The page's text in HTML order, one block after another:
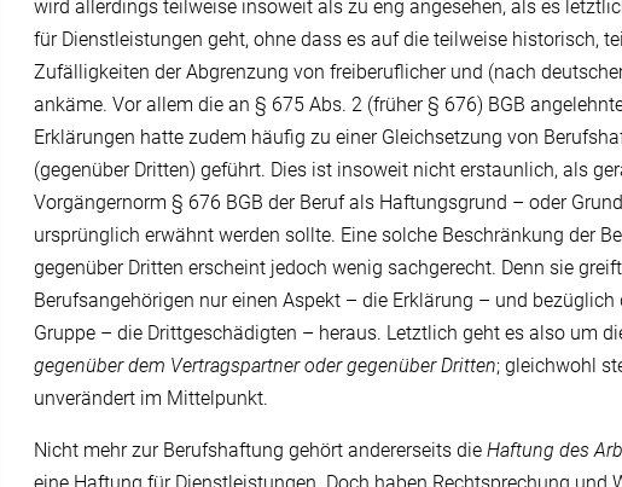
wird allerdings teilweise insoweit als zu eng angesehen, als es
für Dienstleistungen geht, ohne dass es auf die teilweise historisch,
Zufälligkeiten der Abgrenzung von freiberuflicher und (nach
ankäme. Vor allem die an § 675 Abs. 2 (früher § 676) BGB
Erklärungen hatte zudem häufig zu einer Gleichsetzung von
(gegenüber Dritten) geführt. Dies ist insoweit nicht erstaunlich, als
Vorgängernorm § 676 BGB der Beruf als Haftungsgrund – oder
ursprünglich erwähnt werden sollte. Eine solche Beschränkung der
gegenüber Dritten erscheint jedoch wenig sachgerecht. Denn sie
Berufsangehörigen nur einen Aspekt – die Erklärung – und
Gruppe – die Drittgeschädigten – heraus. Letztlich geht es also um
gegenüber dem Vertragspartner oder gegenüber Dritten; gleichwohl
unverändert im Mittelpunkt.
Nicht mehr zur Berufshaftung gehört andererseits die Haftung des
eine Haftung für Dienstleistungen. Doch haben Rechtsprechung und